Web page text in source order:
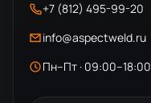
+7 (812) 495-99-20
info@aspectweld.ru
Пн–Пт · 09:00–18:00